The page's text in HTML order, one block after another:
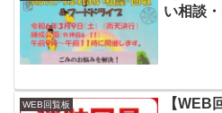
い相談
WEB回覧板 【WEB